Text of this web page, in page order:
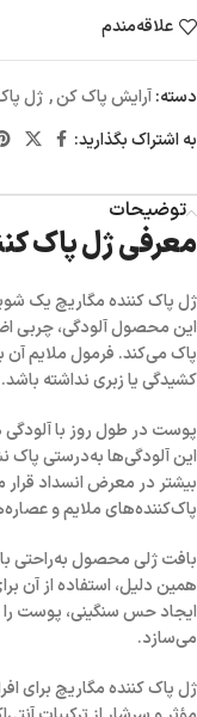
علاقه‌مندم
دسته:آرایش پاک کن, ژل
به اشتراک بگذارید:
توضیحات
معرفی ژل پاک
ژل پاک کننده مگاریچیک
این محصول آلودگی، چربی
پاک می‌کند. فرمول
کشیدگی یا زبری نداشته باشد.
پوست در طول روز با
این آلودگی‌ها به‌درستی
بیشتر در معرض انسداد قرار
پاک‌کننده‌های ملایم و
بافت ژلی محصول به‌راحتی
همین دلیل، استفاده از آن
ایجاد حس سنگینی، پوست را
می‌سازد.
ژل پاک کننده مگاریچ برای